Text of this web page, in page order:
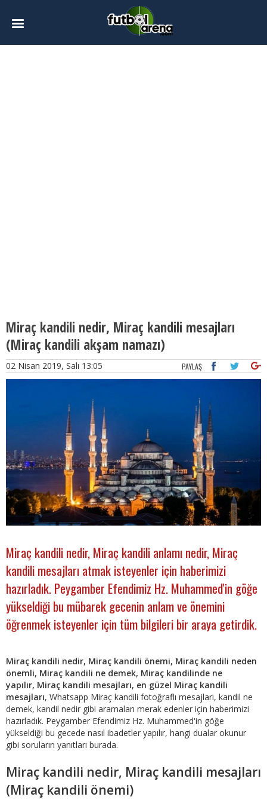
Miraç kandili nedir, Miraç kandili mesajları
(Miraç kandili akşam namazı)
02 Nisan 2019, Salı 13:05 PAYLAŞ
Miraç kandili nedir, Miraç kandili anlamı nedir, Miraç
kandili mesajları atmak isteyenler için haberimizi
hazırladık. Peygamber Efendimiz Hz. Muhammed'in göğe
yükseldiği bu mübarek gecenin anlam ve önemini
öğrenmek isteyenler için tüm bilgileri bir araya getirdik.
Miraç kandili nedir, Miraç kandili önemi, Miraç kandili neden
önemli, Miraç kandili ne demek, Miraç kandilinde ne
yapılır, Miraç kandili mesajları, en güzel Miraç kandili
mesajları, Whatsapp Miraç kandili fotoğraflı mesajları, kandil ne
demek, kandil nedir gibi aramaları merak edenler için haberimizi
hazırladık. Peygamber Efendimiz Hz. Muhammed'in göğe
yükseldiği bu gecede nasıl ibadetler yapılır, hangi dualar okunur
gibi soruların yanıtları burada.
Miraç kandili nedir, Miraç kandili mesajları
(Miraç kandili önemi)